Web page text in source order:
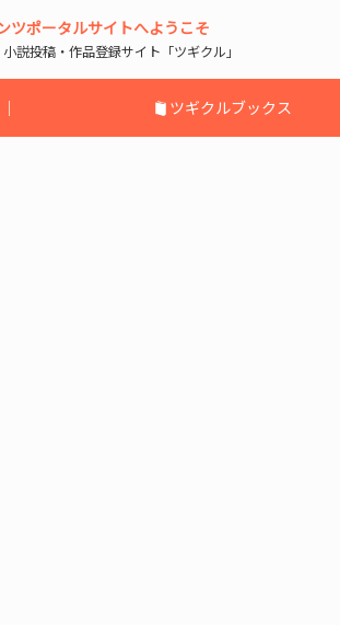
ツポータルサイトへようこそ
説投稿・作品登録サイト「ツギクル」
｜ ツギクルブックス